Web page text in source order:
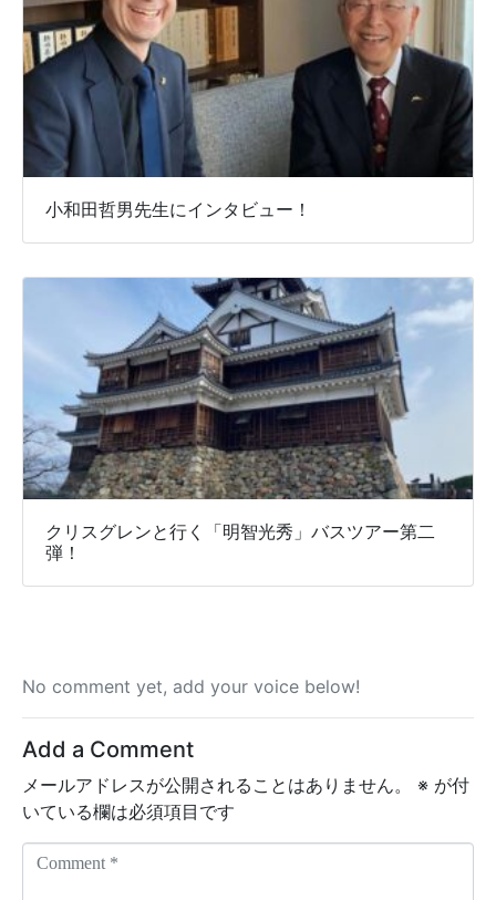
小和田哲男先生にインタビュー！
クリスグレンと行く「明智光秀」バスツアー第二
弾！
No comment yet, add your voice below!
Add a Comment
メールアドレスが公開されることはありません。 ※ が付
いている欄は必須項目です